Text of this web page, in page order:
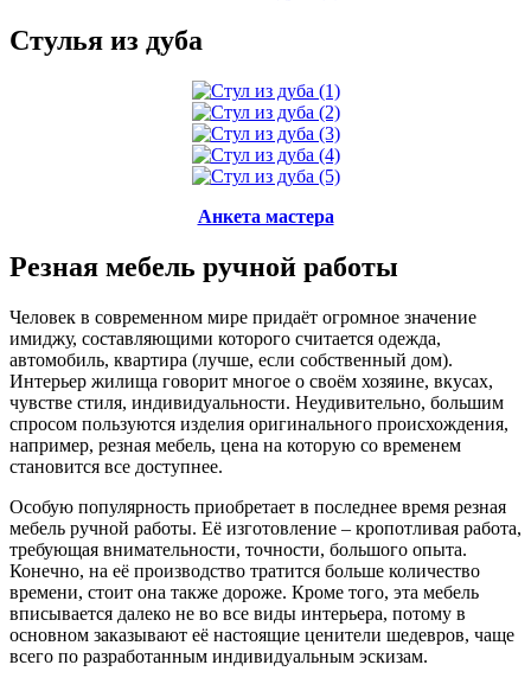
Стулья из дуба
Анкета мастера
Резная мебель ручной работы
Человек в современном мире придаёт огромное значение
имиджу, составляющими которого считается одежда,
автомобиль, квартира (лучше, если собственный дом).
Интерьер жилища говорит многое о своём хозяине, вкусах,
чувстве стиля, индивидуальности. Неудивительно, большим
спросом пользуются изделия оригинального происхождения,
например, резная мебель, цена на которую со временем
становится все доступнее.
Особую популярность приобретает в последнее время резная
мебель ручной работы. Её изготовление – кропотливая работа,
требующая внимательности, точности, большого опыта.
Конечно, на её производство тратится больше количество
времени, стоит она также дороже. Кроме того, эта мебель
вписывается далеко не во все виды интерьера, потому в
основном заказывают её настоящие ценители шедевров, чаще
всего по разработанным индивидуальным эскизам.